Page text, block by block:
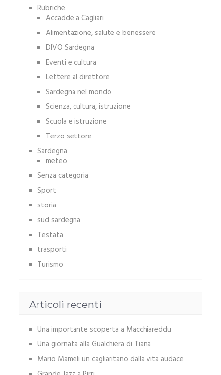
Rubriche
Accadde a Cagliari
Alimentazione, salute e benessere
DIVO Sardegna
Eventi e cultura
Lettere al direttore
Sardegna nel mondo
Scienza, cultura, istruzione
Scuola e istruzione
Terzo settore
Sardegna
meteo
Senza categoria
Sport
storia
sud sardegna
Testata
trasporti
Turismo
Articoli recenti
Una importante scoperta a Macchiareddu
Una giornata alla Gualchiera di Tiana
Mario Mameli un cagliaritano dalla vita audace